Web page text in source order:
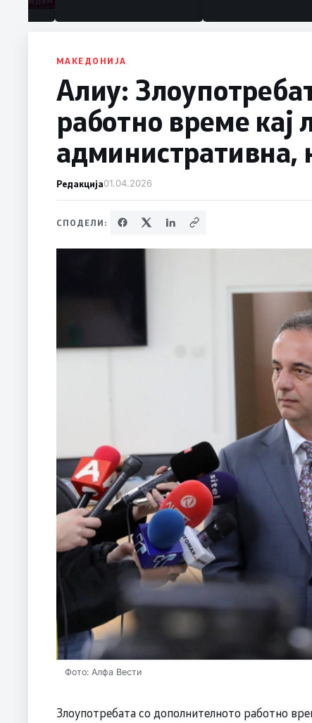
МАКЕДОНИЈА
Алиу:
работно време кај
административна,
Редакција01.04.2026
СПОДЕЛИ:
Фото: Алфа Вести
Злоупотребата со дополнителното работно